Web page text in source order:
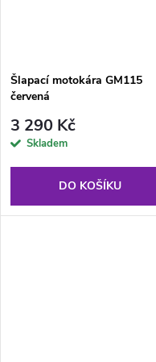
Šlapací motokára GM115
červená
3 290 Kč
Skladem
DO KOŠÍKU